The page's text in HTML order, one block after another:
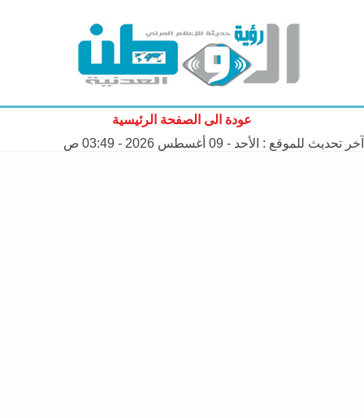
عودة الى الصفحة الرئيسية
آخر تحديث للموقع : الأحد - 09 أغسطس 2026 - 03:49 ص